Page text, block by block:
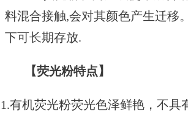
料混合接触,会对其颜色产生迁移
下可长期存放.
【荧光粉特点】
1.有机荧光粉荧光色泽鲜艳，不